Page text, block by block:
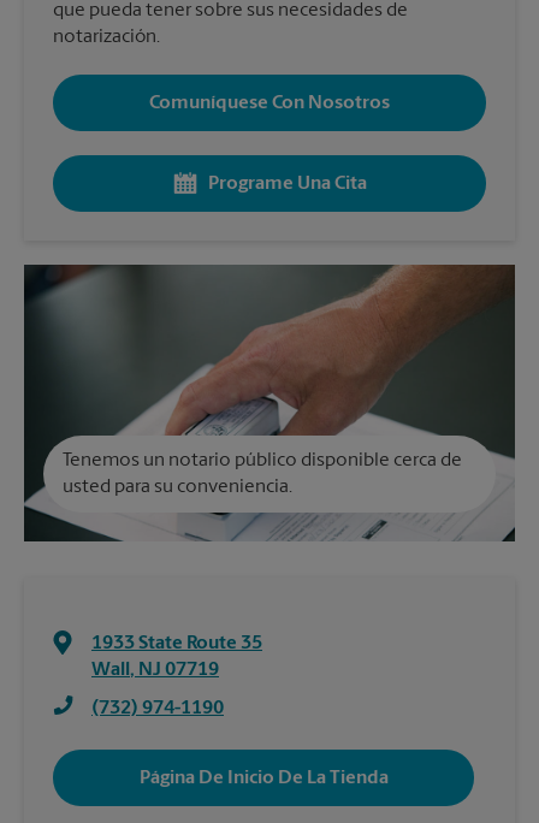
que pueda tener sobre sus necesidades de
notarización.
Comuníquese Con Nosotros
Programe Una Cita
Tenemos un notario público disponible cerca de
usted para su conveniencia.
1933 State Route 35
Wall , NJ 07719
(732) 974-1190
Página De Inicio De La Tienda